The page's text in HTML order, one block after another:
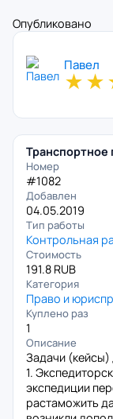
Опубликовано
Павел
★★
Транспортное
Номер
#1082
Добавлен
04.05.2019
Тип работы
Контрольная
Стоимость
191.8 RUB
Категория
Право и
Куплено раз
1
Описание
Задачи (кейсы)
1.
экспедиции
растаможить